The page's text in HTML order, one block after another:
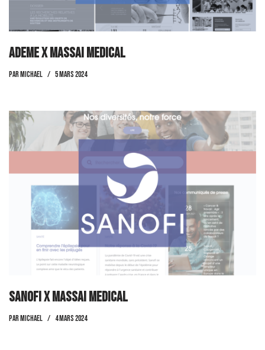
Ademe x Massai Medical
par Michael 5 mars 2024
Sanofi x Massai Medical
parMichael 4 mars 2024